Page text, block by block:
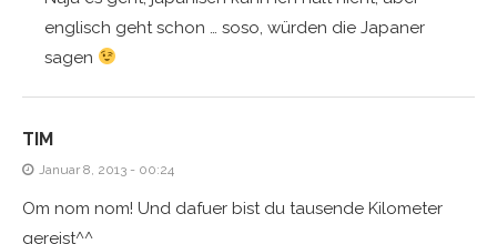
englisch geht schon … soso, würden die Japaner
sagen
TIM
Januar 8, 2013 - 00:24
Om nom nom! Und dafuer bist du tausende Kilometer
gereist^^